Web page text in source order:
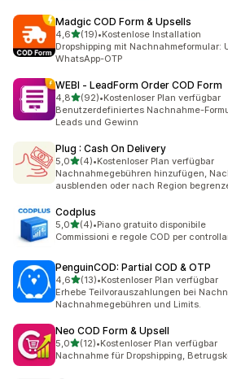
Madgic COD Form & Upsells
4,6von 5 Sternen
(19)
19 Rezensionen insgesamt
•Kostenlose Installation
Dropshipping mit Nachnahmeformular:
WhatsApp-OTP
WEBI ‑ LeadForm Order COD Form
4,8von 5 Sternen
(92)
92 Rezensionen insgesamt
•Kostenloser Plan verfügbar
Benutzerdefiniertes Nachnahme-
Leads und Gewinn
Plug : Cash On Delivery
5,0von 5 Sternen
(4)
4 Rezensionen insgesamt
•Kostenloser Plan verfügbar
Nachnahmegebühren hinzufügen,
ausblenden oder nach Region
Codplus
5,0von 5 Sternen
(4)
4 Rezensionen insgesamt
•Piano gratuito disponibile
Commissioni e regole COD per
PenguinCOD: Partial COD & OTP
4,6von 5 Sternen
(13)
13 Rezensionen insgesamt
•Kostenloser Plan verfügbar
Erhebe Teilvorauszahlungen bei
Nachnahmegebühren und Limits.
Neo COD Form & Upsell
5,0von 5 Sternen
(12)
12 Rezensionen insgesamt
•Kostenloser Plan verfügbar
Nachnahme für Dropshipping,